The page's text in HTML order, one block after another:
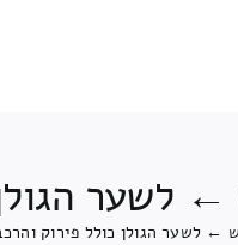
לשער
לשער הגולן כולל פירוק